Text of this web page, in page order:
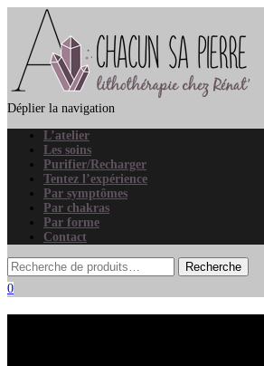
Déplier la navigation
L’atelier
Les soins
Purifier/Recharger
Tentez l’expérience
Par symptômes
Par chakras
Par forme
Contact
0